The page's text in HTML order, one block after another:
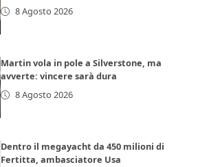
8 Agosto 2026
Martin vola in pole a Silverstone, ma
avverte: vincere sarà dura
8 Agosto 2026
Dentro il megayacht da 450 milioni di
Fertitta, ambasciatore Usa